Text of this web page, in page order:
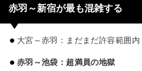
赤羽～新宿が最も混雑する
大宮～赤羽：まだまだ許容範囲内
赤羽～池袋：超満員の地獄